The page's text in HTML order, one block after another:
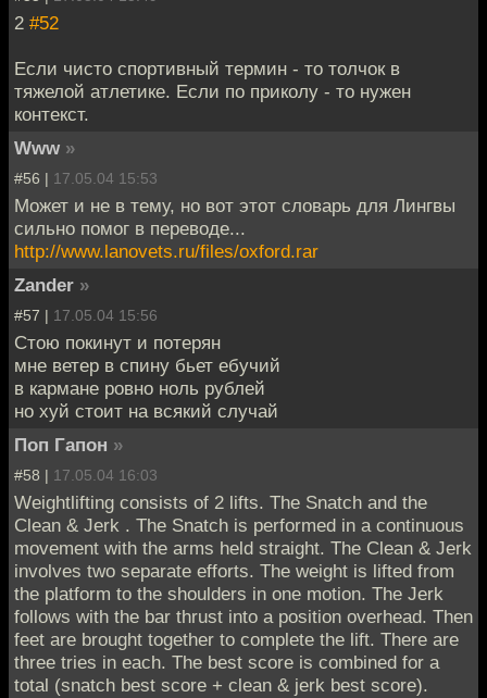
2 #52
Если чисто спортивный термин - то толчок в
тяжелой атлетике. Если по приколу - то нужен
контекст.
Www »
#56 | 17.05.04 15:53
Может и не в тему, но вот этот словарь для Лингвы
сильно помог в переводе...
http://www.lanovets.ru/files/oxford.rar
Zander »
#57 | 17.05.04 15:56
Стою покинут и потерян
мне ветер в спину бьет ебучий
в кармане ровно ноль рублей
но хуй стоит на всякий случай
Поп Гапон »
#58 | 17.05.04 16:03
Weightlifting consists of 2 lifts. The Snatch and the
Clean & Jerk . The Snatch is performed in a continuous
movement with the arms held straight. The Clean & Jerk
involves two separate efforts. The weight is lifted from
the platform to the shoulders in one motion. The Jerk
follows with the bar thrust into a position overhead. Then
feet are brought together to complete the lift. There are
three tries in each. The best score is combined for a
total (snatch best score + clean & jerk best score).